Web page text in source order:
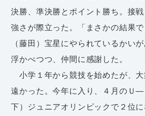
決勝、準決勝とポイント勝ち。接
強さが際立った。「まさかの結果
（藤田）宝星にやられているかい
浮かべつつ、仲間に感謝した。
小学１年から競技を始めたが、
遠かった。今年に入り、４月のＵ
下）ジュニアオリンピックで２位